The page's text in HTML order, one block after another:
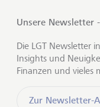
Unsere Newsletter
Die LGT Newsletter
Insights und
Finanzen und vieles
Zur Newsletter-